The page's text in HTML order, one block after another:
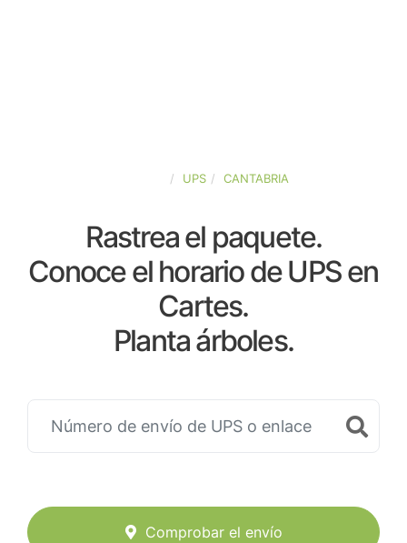
UPS CANTABRIA
Rastrea el paquete.
Conoce el horario de UPS en
Cartes.
Planta árboles.
Comprobar el envío